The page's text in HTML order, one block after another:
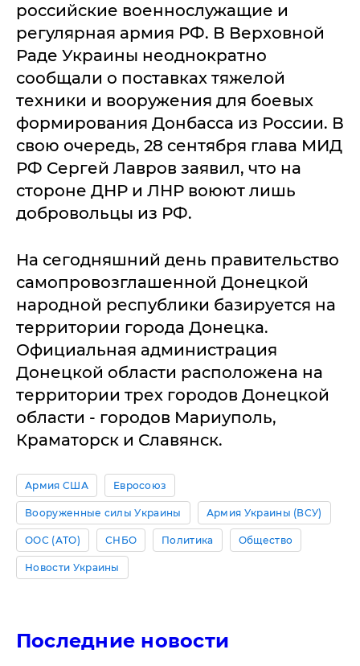
российские военнослужащие и
регулярная армия РФ. В Верховной
Раде Украины неоднократно
сообщали о поставках тяжелой
техники и вооружения для боевых
формирования Донбасса из России. В
свою очередь, 28 сентября глава МИД
РФ Сергей Лавров заявил, что на
стороне ДНР и ЛНР воюют лишь
добровольцы из РФ.
На сегодняшний день правительство
самопровозглашенной Донецкой
народной республики базируется на
территории города Донецка.
Официальная администрация
Донецкой области расположена на
территории трех городов Донецкой
области - городов Мариуполь,
Краматорск и Славянск.
Армия США Евросоюз
Вооруженные силы Украины Армия Украины (ВСУ)
ООС (АТО) СНБО Политика Общество
Новости Украины
Последние новости